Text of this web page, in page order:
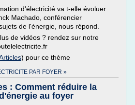
d'électricité va t-elle évoluer
Machado, conférencier
de l'énergie, nous répond.
de vidéos ? rendez sur notre
) pour ce thème
PAR FOYER »
: Comment réduire la
au foyer